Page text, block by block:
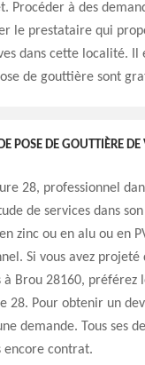
Procéder à des
le prestataire qui
dans cette localité. Il
de gouttière sont
POSE DE GOUTTIÈRE
28, professionnel
de services dans
zinc ou en alu ou en
Si vous avez
à Brou 28160, préférez
28. Pour obtenir un
demande. Tous ses
encore contrat.